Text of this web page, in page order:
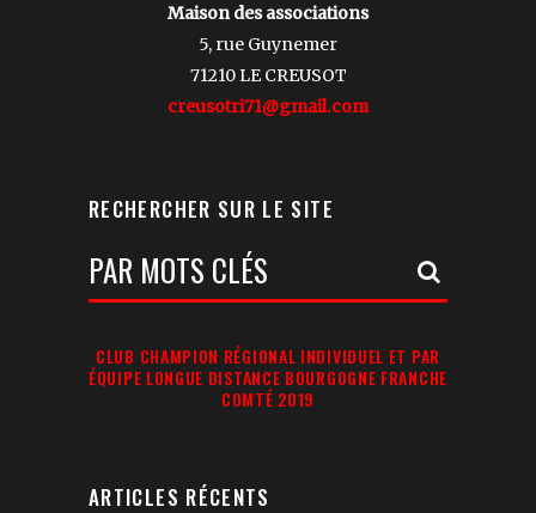
Maison des associations
5, rue Guynemer
71210 LE CREUSOT
creusotri71@gmail.com
RECHERCHER SUR LE SITE
Votre
Recherche:
CLUB CHAMPION RÉGIONAL INDIVIDUEL ET PAR
ÉQUIPE LONGUE DISTANCE BOURGOGNE FRANCHE
COMTÉ 2019
ARTICLES RÉCENTS